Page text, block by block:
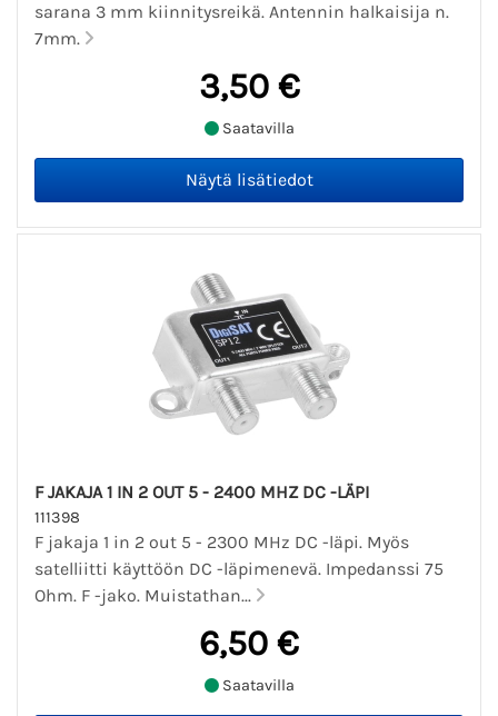
sarana 3 mm kiinnitysreikä. Antennin halkaisija n.
7mm.
3,50 €
Saatavilla
F JAKAJA 1 IN 2 OUT 5 - 2400 MHZ DC -LÄPI
111398
F jakaja 1 in 2 out 5 - 2300 MHz DC -läpi. Myös
satelliitti käyttöön DC -läpimenevä. Impedanssi 75
Ohm. F -jako. Muistathan...
6,50 €
Saatavilla